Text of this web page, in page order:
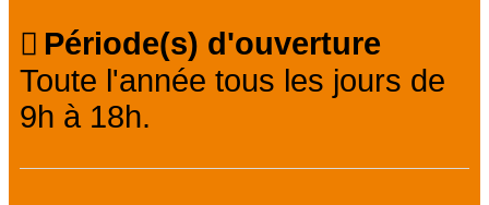
Période(s) d'ouverture
Toute l'année tous les jours de
9h à 18h.